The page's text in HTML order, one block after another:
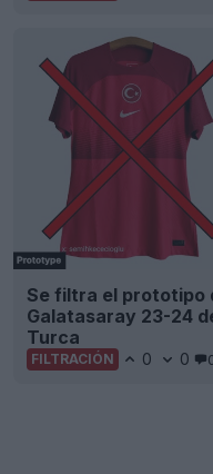
Se filtra el prototipo
Galatasaray 23-24
Turca
FILTRACIÓN 0 0